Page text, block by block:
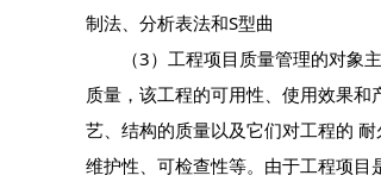
制法、分析表法和S型曲
（3）工程项目质量管理的对象主
质量，该工程的可用性、使用效果
艺、结构的质量以及它们对工程的
维护性、可检查性等。由于工程项